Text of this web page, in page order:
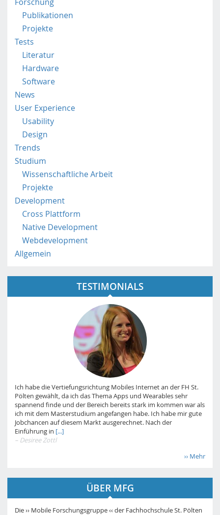
a
/
Publikationen
Projekte
Tests
Literatur
Hardware
Software
News
User Experience
Usability
Design
Trends
Studium
Wissenschaftliche Arbeit
Projekte
Development
Cross Plattform
Native Development
Webdevelopment
Allgemein
TESTIMONIALS
Ich habe die Vertiefungsrichtung Mobiles Internet an der FH St.
Pölten gewählt, da ich das Thema Apps und Wearables sehr
spannend finde und der Bereich bereits stark im kommen war als
ich mit dem Masterstudium angefangen habe. Ich habe mir gute
Jobchancen auf diesem Markt ausgerechnet. Nach der
Einführung in [...]
– Desiree Zottl
›› Mehr
ÜBER MFG
Die ›› Mobile Forschungsgruppe ‹‹ der Fachhochschule St. Pölten